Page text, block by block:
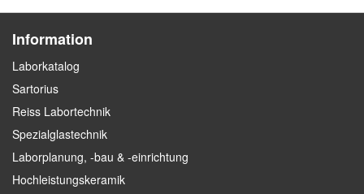
Information
Laborkatalog
Sartorius
Reiss Labortechnik
Spezialglastechnik
Laborplanung, -bau & -einrichtung
Hochleistungskeramik